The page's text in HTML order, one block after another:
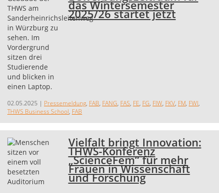
das Wintersemester
2025/26 startet jetzt
02.05.2025 | Pressemeldung, FAB, FANG, FAS, FE, FG, FIW, FKV, FM, FWI,
THWS Business School, FAB
Vielfalt bringt Innovation:
THWS-Konferenz
„ScienceFem“ für mehr
Frauen in Wissenschaft
und Forschung